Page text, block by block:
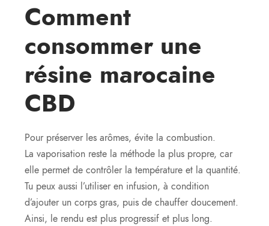
Comment
consommer une
résine marocaine
CBD
Pour préserver les arômes, évite la combustion.
La vaporisation reste la méthode la plus propre, car
elle permet de contrôler la température et la quantité.
Tu peux aussi l’utiliser en infusion, à condition
d’ajouter un corps gras, puis de chauffer doucement.
Ainsi, le rendu est plus progressif et plus long.